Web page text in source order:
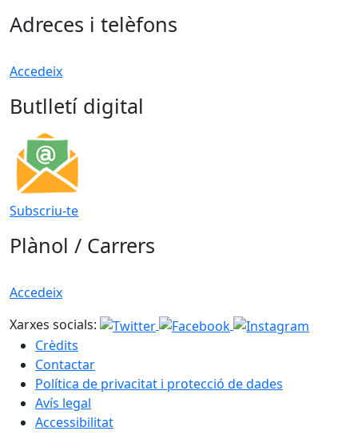
Adreces i telèfons
Accedeix
Butlletí digital
Subscriu-te
Plànol / Carrers
Accedeix
Xarxes socials:
Crèdits
Contactar
Política de privacitat i protecció de dades
Avís legal
Accessibilitat